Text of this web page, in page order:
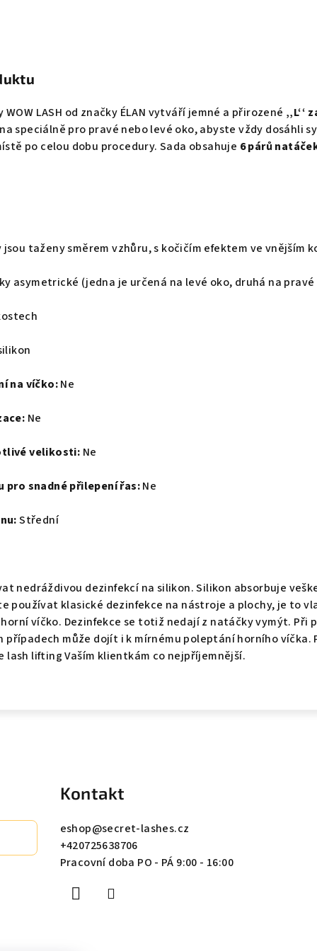
LASH od značky ÉLAN vytváří jemné a přirozené
speciálně pro pravé nebo levé oko, abyste vždy dosáhli
po celou dobu procedury. Sada obsahuje 6 párů
jsou taženy směrem vzhůru, s kočičím efektem ve vnějším
asymetrické (jedna je určená na levé oko, druhá na
na víčko:Ne
Ne
velikosti: Ne
pro snadné přilepení řas:Ne
Střední
nedráždivou dezinfekcí na silikon. Silikon absorbuje
používat klasické dezinfekce na nástroje a plochy, je to
víčko. Dezinfekce se totiž nedají z natáčky vymýt.
může dojít i k mírnému poleptání horního
lash lifting Vaším klientkám co nejpříjemnější.
Kontakt
eshop@secret-lashes.cz
+420725638706
Pracovní doba PO - PÁ 9:00 - 16:00